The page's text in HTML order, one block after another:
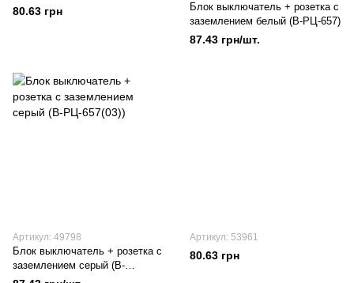
80.63 грн
Блок выключатель + розетка с
заземлением белый (В-РЦ-657)
87.43 грн/шт.
Артикул: 49798
Блок выключатель + розетка с
заземлением серый (В-
РЦ-657(03))
Артикул: 53961
80.63 грн